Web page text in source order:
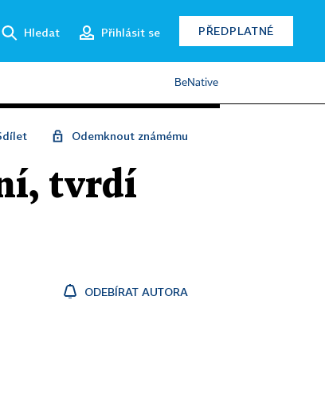
Hledat Přihlásit se PŘEDPLATNÉ
BeNative
Odemknout známému
tvrdí
ODEBÍRAT AUTORA